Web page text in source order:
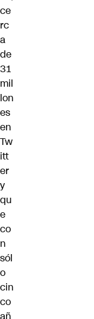
ce
rc
a
de
31
mil
lon
es
en
Tw
itt
er
y
qu
e
co
n
sól
o
cin
co
añ